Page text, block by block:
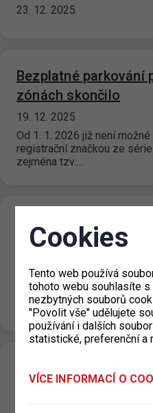
23. 12. 2025
Bezplatné parkování
zónách skončilo
19. 12. 2025
Od 1. 1. 2026 již není
registrační značkou ze
zejména tzv.…
Nové ceny za
části Praha 5
Na základě rozhodnutí
5. 1. 2026 k navýšení cen
některých…
Změny provozní
prosince a během
Cookies
Tento web používá
tohoto webu souhlasíte s
nezbytných souborů
"Povolit vše" udělujete
používání i dalších
statistické, preferenční a
VÍCE INFORMACÍ O